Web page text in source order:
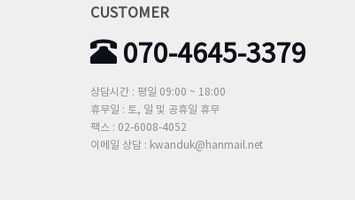
CUSTOMER
070-4645-3379
상담시간 : 평일 09:00 ~ 18:00
휴무일 : 토, 일 및 공휴일 휴무
팩스 : 02-6008-4052
이메일 상담 : kwanduk@hanmail.net